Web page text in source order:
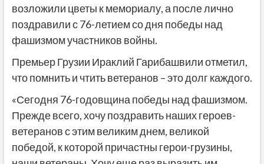
возложили цветы к мемориалу, а после лично
поздравили с 76-летием со дня победы над
фашизмом участников войны.
Премьер Грузии Ираклий Гарибашвили отметил,
что помнить и чтить ветеранов – это долг каждого.
«Сегодня 76-годовщина победы над фашизмом.
Прежде всего, хочу поздравить наших героев-
ветеранов с этим великим днем, великой
победой, к которой причастны герои-грузины,